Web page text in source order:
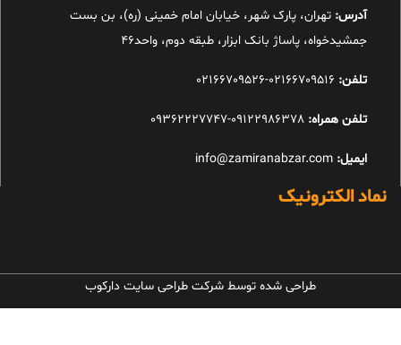
آدرس: تهران، پارک شهر، خیابان امام خمینی (ره)، بن بست
جمشیدخواه، پاساژ بانک ابزار، طبقه دوم، واحد46
تلفن:
تلفن همراه: 09122986378-09362227747
ایمیل:
نماد الکترونیک
طراحی شده توسط شرکت طراحی سایت دارکوب